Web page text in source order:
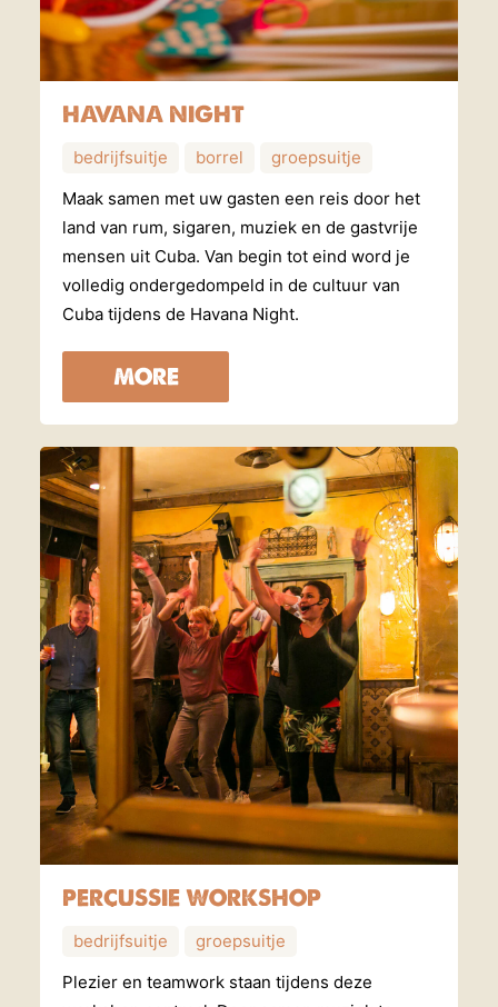
HAVANA NIGHT
bedrijfsuitje borrel
groepsuitje
Maak samen met uw gasten een reis door het
land van rum, sigaren, muziek en de gastvrije
mensen uit Cuba. Van begin tot eind word je
volledig ondergedompeld in de cultuur van
Cuba tijdens de Havana Night.
MORE
PERCUSSIE WORKSHOP
bedrijfsuitje
groepsuitje
Plezier en teamwork staan tijdens deze